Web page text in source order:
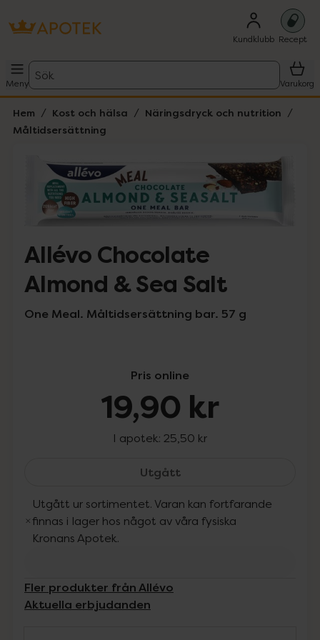
Kundklubb Recept
Meny
Sök
Varukorg
Hem Kost och hälsa
Näringsdryck och nutrition
Måltidsersättning
Lista: . Innehåller 1 objekt.
Hoppa över Lista
Allévo Chocolate
Almond & Sea Salt
One Meal. Måltidsersättning bar. 57 g
Pris online
19,90 kr
I apotek: 25,50 kr
UtgåttAllévo Chocolate
Utgått ur sortimentet. Varan kan fortfarande
finnas i lager hos något av våra fysiska
Kronans Apotek.
Fler produkter från Allévo
Aktuella erbjudanden